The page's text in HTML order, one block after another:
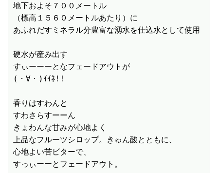
地下およそ７００メートル
（標高１５６０メートルあたり）に
あふれだすミネラル分豊富な湧水を仕込水として使用
硬水が産み出す
すぃーーーとなフェードアウトが
(・∀・)ｲｲﾈ!!
香りはすわんと
すわさらすーーん
きょわんな甘みが心地よく
上品なフルーツシロップ。きゅん酸とともに、
心地よい苦ビターで、
すっぃーーとフェードアウト。